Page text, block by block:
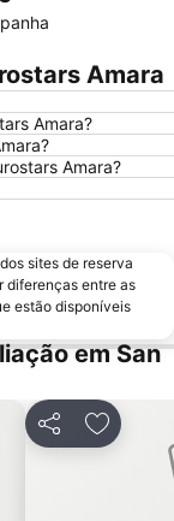
Sebastián
de La Rhune
Ulia
João Batista
Amara
Amara?
Amara?
sites de reserva
diferenças entre as
estão disponíveis
em San
Partilhar